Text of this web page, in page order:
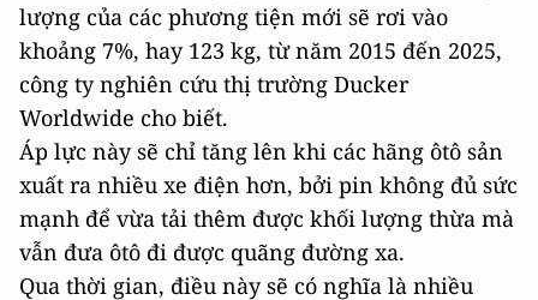
lượng của các phương tiện mới sẽ rơi vào
khoảng 7%, hay 123 kg, từ năm 2015 đến 2025,
công ty nghiên cứu thị trường Ducker
Worldwide cho biết.
Áp lực này sẽ chỉ tăng lên khi các hãng ôtô sản
xuất ra nhiều xe điện hơn, bởi pin không đủ sức
mạnh để vừa tải thêm được khối lượng thừa mà
vẫn đưa ôtô đi được quãng đường xa.
Qua thời gian, điều này sẽ có nghĩa là nhiều